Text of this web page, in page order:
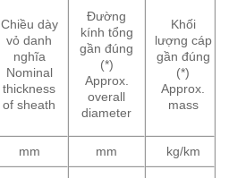
Chiều dày
vỏ danh
nghĩa
Nominal
thickness
of sheath
Đường
kính tổng
gần đúng
(*)
Approx.
overall
diameter
Khối
lượng cáp
gần đúng
(*)
Approx.
mass
mm mm kg/km